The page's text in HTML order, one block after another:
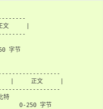
文     |
字节
|     正文     |
特
   1 字节     1 字节     3 字节      1 字节            1 字节               0-250 字节